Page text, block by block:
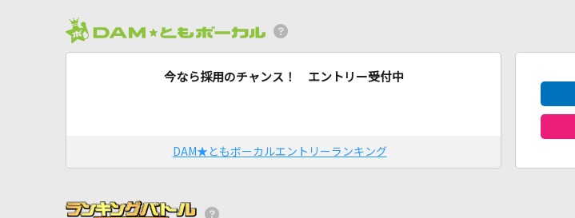
今なら採用のチャンス！ エントリー受付中
DAM★ともボーカルエントリーランキング